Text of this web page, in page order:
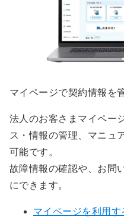
マイページで契約情報を
法人のお客さまマイペー
ス・情報の管理、マニュ
可能です。
故障情報の確認や、お問
にできます。
マイページを利用す